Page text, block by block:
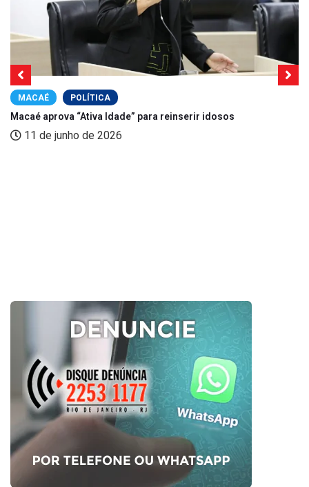
MACAÉ POLÍTICA
Macaé aprova “Ativa Idade” para reinserir idosos
11 de junho de 2026